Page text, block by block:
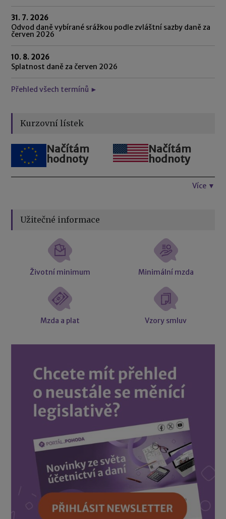
31. 7. 2026
Odvod daně vybírané srážkou podle zvláštní sazby daně za
červen 2026
10. 8. 2026
Splatnost daně za červen 2026
Přehled všech termínů ►
Kurzovní lístek
Načítám
hodnoty
Načítám
hodnoty
Více ▼
Užitečné informace
Životní minimum Minimální mzda
Mzda a plat Vzory smluv